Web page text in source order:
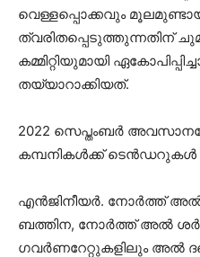
വെള്ളപ്പൊക്കവും
ത്വരിതപ്പെടുത്തുന്നതിന്
കമ്മിറ്റിയുമായി
തയ്യാറാക്കിയത്.
2022 സെപ്തംബർ
കമ്പനികൾക്ക്
എൻജിനീയർ. നോർത്ത്
ബത്തിന, നോർത്ത് അൽ
ഗവർണറേറ്റുകളിലും അൽ